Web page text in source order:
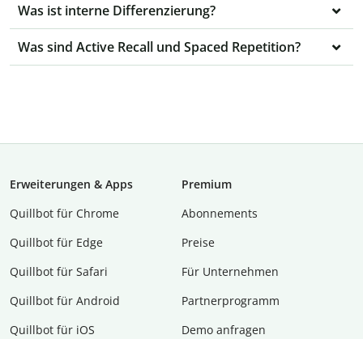
Was ist interne Differenzierung?
Was sind Active Recall und Spaced Repetition?
Erweiterungen & Apps
Quillbot für Chrome
Quillbot für Edge
Quillbot für Safari
Quillbot für Android
Quillbot für iOS
Premium
Abon­ne­ments
Preise
Für Unternehmen
Partnerprogramm
Demo anfragen